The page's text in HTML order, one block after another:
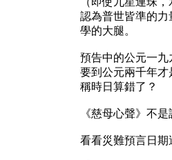
認為普世皆準的
學的大腿。
預告中的公元一
要到公元兩千年
稱時日算錯了？
《慈母心聲》不
看看災難預言日期